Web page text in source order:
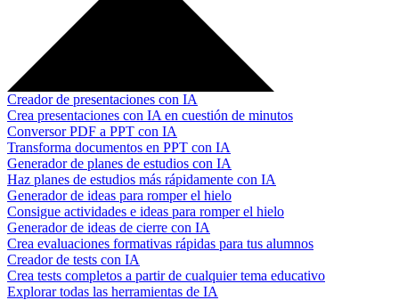
Creador de presentaciones con IA
Crea presentaciones con IA en cuestión de minutos
Conversor PDF a PPT con IA
Transforma documentos en PPT con IA
Generador de planes de estudios con IA
Haz planes de estudios más rápidamente con IA
Generador de ideas para romper el hielo
Consigue actividades e ideas para romper el hielo
Generador de ideas de cierre con IA
Crea evaluaciones formativas rápidas para tus alumnos
Creador de tests con IA
Crea tests completos a partir de cualquier tema educativo
Explorar todas las herramientas de IA